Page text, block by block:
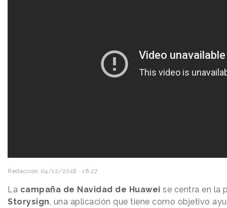
Redacción 04/12/2018 · 16:27
La campaña de Navidad de Huawei se centra en la
Storysign , una aplicación que tiene como objetivo